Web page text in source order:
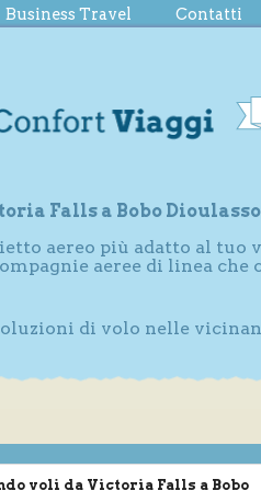
Business Travel Contatti
Falls a Bobo Dioulasso
aereo più adatto al tuo
aeree di linea che
di volo nelle
voli da Victoria Falls a Bobo